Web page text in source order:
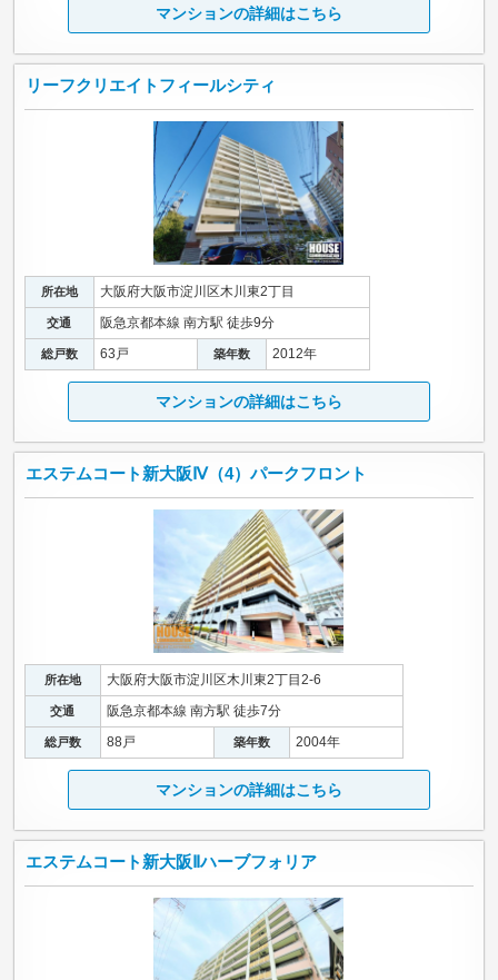
マンションの詳細はこちら
リーフクリエイトフィールシティ
所在地 大阪府大阪市淀川区木川東2丁目
交通 阪急京都本線 南方駅 徒歩9分
総戸数 63戸 築年数 2012年
マンションの詳細はこちら
エステムコート新大阪Ⅳ（4）パークフロント
所在地 大阪府大阪市淀川区木川東2丁目2-6
交通 阪急京都本線 南方駅 徒歩7分
総戸数 88戸 築年数 2004年
マンションの詳細はこちら
エステムコート新大阪Ⅱハーブフォリア